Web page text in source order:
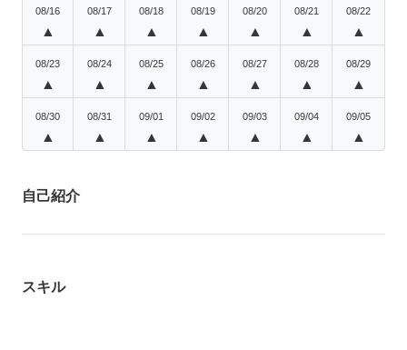
08/16
▲
08/17
▲
08/18
▲
08/19
▲
08/20
▲
08/21
▲
08/22
▲
08/23
▲
08/24
▲
08/25
▲
08/26
▲
08/27
▲
08/28
▲
08/29
▲
08/30
▲
08/31
▲
09/01
▲
09/02
▲
09/03
▲
09/04
▲
09/05
▲
自己紹介
スキル